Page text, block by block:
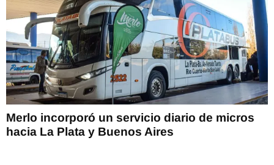
Merlo incorporó un servicio diario de micros
hacia La Plata y Buenos Aires